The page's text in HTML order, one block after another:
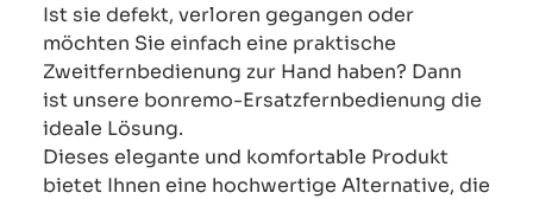
Ist sie defekt, verloren gegangen oder
möchten Sie einfach eine praktische
Zweitfernbedienung zur Hand haben? Dann
ist unsere bonremo-Ersatzfernbedienung die
ideale Lösung.
Dieses elegante und komfortable Produkt
bietet Ihnen eine hochwertige Alternative, die